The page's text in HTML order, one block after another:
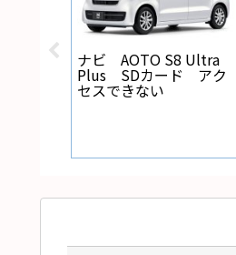
ナビ AOTO S8 Ultra
Plus SDカード アク
セスできない